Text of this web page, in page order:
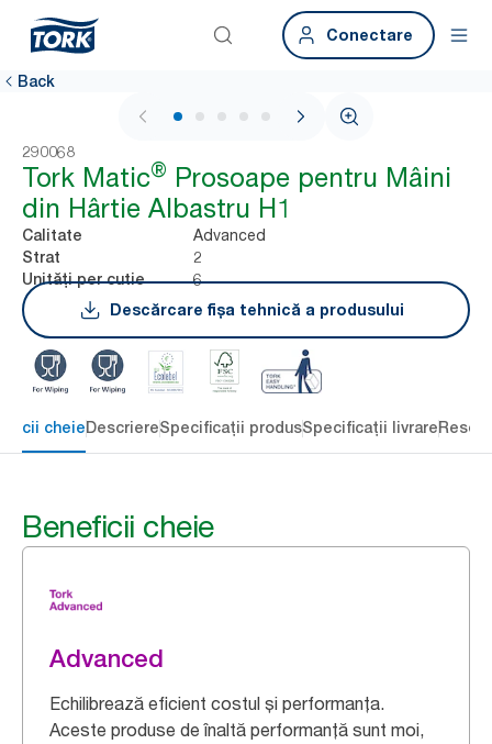
Conectare
Back
1 / 7
290068
Tork Matic® Prosoape pentru Mâini
din Hârtie Albastru H1
Calitate Advanced
Strat 2
Unități per cutie
6
Descărcare fișa tehnică a produsului
cheieDescriereSpecificații produsSpecificații livrare
Beneficii cheie
Advanced
Echilibrează eficient costul și performanța.
Aceste produse de înaltă performanță sunt moi,